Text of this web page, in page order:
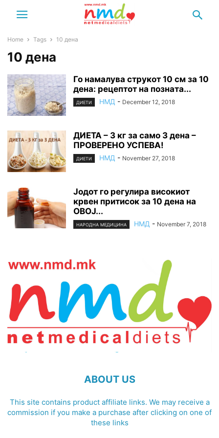
Home Tags 10 дена
10 дена
Го намалува струкот 10 см за 10
дена: рецептот на позната...
ДИЕТИ НМД - December 12, 2018
ДИЕТА – 3 кг за само 3 дена –
ПРОВЕРЕНО УСПЕВА!
ДИЕТИ НМД - November 27, 2018
Јодот го регулира високиот
крвен притисок за 10 дена на
ОВОЈ...
НАРОДНА МЕДИЦИНА НМД - November 7, 2018
ABOUT US
This site contains product affiliate links. We may receive a
commission if you make a purchase after clicking on one of
these links